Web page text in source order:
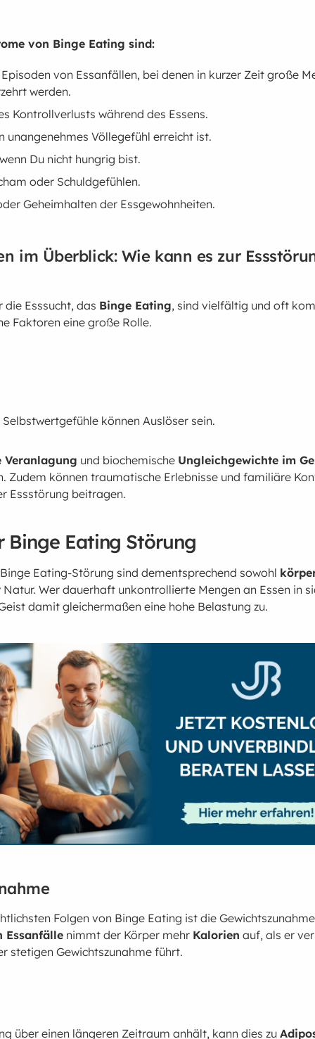
von Binge Eating sind:
von Essanfällen, bei denen in kurzer Zeit große
werden.
Kontrollverlusts während des Essens.
unangenehmes Völlegefühl erreicht ist.
Du nicht hungrig bist.
oder Schuldgefühlen.
Geheimhalten der Essgewohnheiten.
im Überblick: Wie kann es zur
Esssucht, das Binge Eating, sind vielfältig und oft
Faktoren eine große Rolle.
können Auslöser sein.
Veranlagung und biochemische Ungleichgewichte im
Zudem können traumatische Erlebnisse und familiäre
Essstörung beitragen.
Binge Eating Störung
Eating-Störung sind dementsprechend sowohl
Natur. Wer dauerhaft unkontrollierte Mengen an Essen in
damit gleichermaßen eine hohe Belastung zu.
Folgen von Binge Eating ist die
Essanfälle nimmt der Körper mehr Kalorien auf, als er
stetigen Gewichtszunahme führt.
über einen längeren Zeitraum anhält, kann dies zu